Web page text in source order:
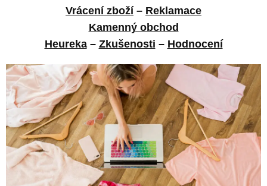
Vrácení zboží – Reklamace
Kamenný obchod
Heureka– Zkušenosti – Hodnocení